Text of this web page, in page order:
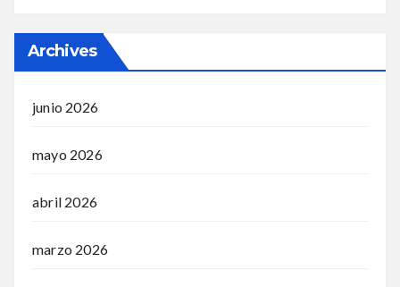
Archives
junio 2026
mayo 2026
abril 2026
marzo 2026